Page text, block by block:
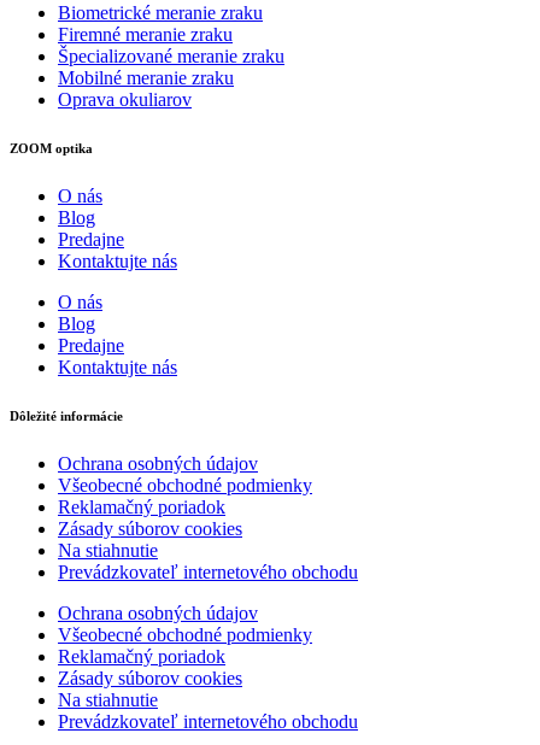
Biometrické meranie zraku
Firemné meranie zraku
Špecializované meranie zraku
Mobilné meranie zraku
Oprava okuliarov
ZOOM optika
O nás
Blog
Predajne
Kontaktujte nás
O nás
Blog
Predajne
Kontaktujte nás
Dôležité informácie
Ochrana osobných údajov
Všeobecné obchodné podmienky
Reklamačný poriadok
Zásady súborov cookies
Na stiahnutie
Prevádzkovateľ internetového obchodu
Ochrana osobných údajov
Všeobecné obchodné podmienky
Reklamačný poriadok
Zásady súborov cookies
Na stiahnutie
Prevádzkovateľ internetového obchodu